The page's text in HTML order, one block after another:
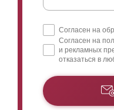
Согласен на
Согласен на
и рекламных
отказаться в